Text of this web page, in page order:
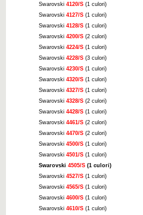
Swarovski 4120/S (1 culori)
Swarovski 4127/S (1 culori)
Swarovski 4128/S (1 culori)
Swarovski 4200/S (2 culori)
Swarovski 4224/S (1 culori)
Swarovski 4228/S (3 culori)
Swarovski 4230/S (1 culori)
Swarovski 4320/S (1 culori)
Swarovski 4327/S (1 culori)
Swarovski 4328/S (2 culori)
Swarovski 4428/S (1 culori)
Swarovski 4461/S (2 culori)
Swarovski 4470/S (2 culori)
Swarovski 4500/S (1 culori)
Swarovski 4501/S (1 culori)
Swarovski 4505/S (1 culori)
Swarovski 4527/S (1 culori)
Swarovski 4565/S (1 culori)
Swarovski 4600/S (1 culori)
Swarovski 4610/S (1 culori)